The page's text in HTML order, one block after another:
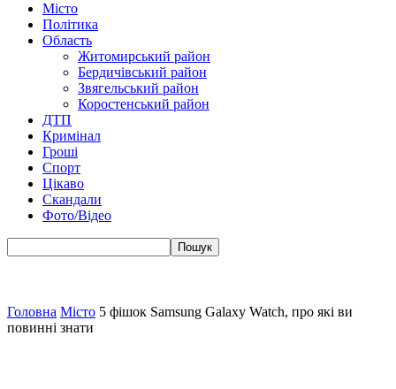
Місто
Політика
Область
Житомирський район
Бердичівський район
Звягельський район
Коростенський район
ДТП
Кримінал
Гроші
Спорт
Цікаво
Скандали
Фото/Відео
Головна Місто 5 фішок Samsung Galaxy Watch, про які ви
повинні знати